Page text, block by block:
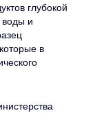
глубокой
воды и
в